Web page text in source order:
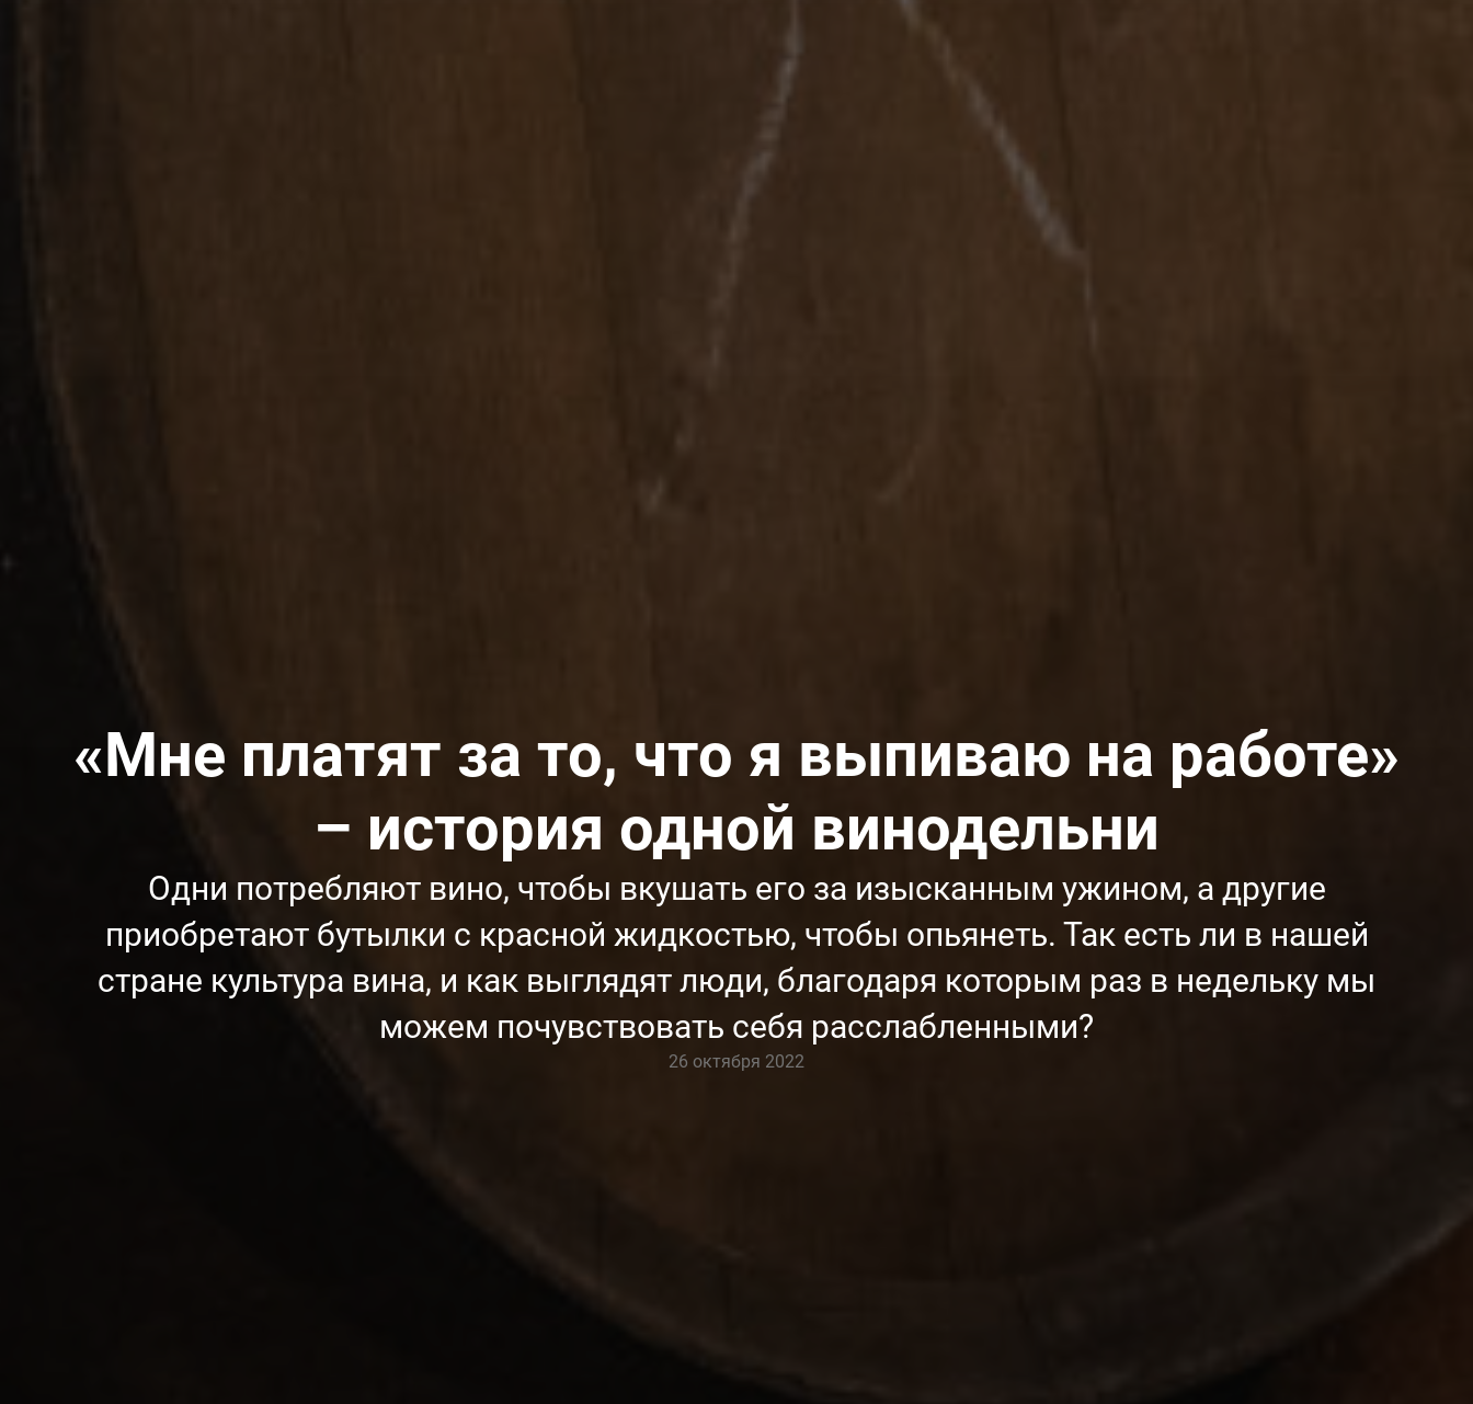
«Мне платят за то, что я выпиваю на работе»
– история одной винодельни
Одни потребляют вино, чтобы вкушать его за изысканным ужином, а другие
приобретают бутылки с красной жидкостью, чтобы опьянеть. Так есть ли в нашей
стране культура вина, и как выглядят люди, благодаря которым раз в недельку мы
можем почувствовать себя расслабленными?
26 октября 2022